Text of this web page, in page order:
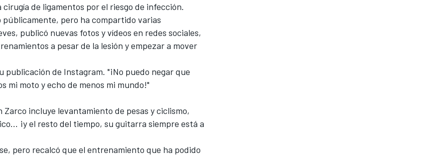
de ligamentos por el riesgo de infección.
públicamente, pero ha compartido varias
publicó nuevas fotos y vídeos en redes sociales,
a pesar de la lesión y empezar a mover
publicación de Instagram. "¡No puedo negar que
mi moto y echo de menos mi mundo!"
incluye levantamiento de pesas y ciclismo,
¡y el resto del tiempo, su guitarra siempre está a
pero recalcó que el entrenamiento que ha podido